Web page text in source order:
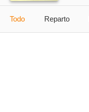
Todo Reparto